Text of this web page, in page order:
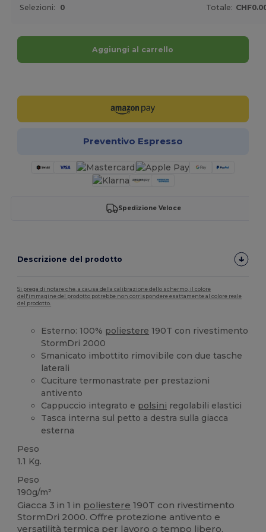
Selezioni: 0 Totale:
Aggiungi al carrello
Preventivo Espresso
Spedizione Veloce
Descrizione del prodotto
Si prega di notare che, a causa della calibrazione dello schermo, il colore
dell'immagine del prodotto potrebbe non corrispondere esattamente al colore reale
del prodotto.
Esterno: 100% poliestere 190T con rivestimento
StormDri 2000
Smanicato imbottito rimovibile con due tasche
laterali
Cuciture termonastrate per prestazioni
antivento
Cappuccio integrato e polsini regolabili elastici
Tasca interna sul petto a destra sulla giacca
esterna
Peso
1.1 Kg.
Peso
190g/m²
Giacca 3 in 1 in poliestere 190T con rivestimento
StormDri 2000. Offre protezione antivento e
versatilità termica per lavoro o tempo libero.